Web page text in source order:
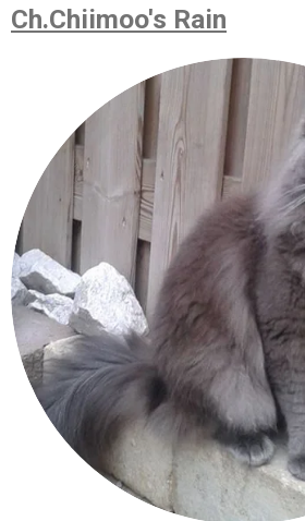
Ch.Chiimoo's Rain